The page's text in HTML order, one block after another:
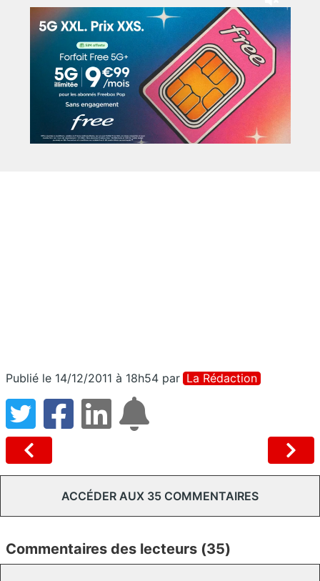
Publié le 14/12/2011 à 18h54 par La Rédaction
ACCÉDER AUX 35 COMMENTAIRES
Commentaires des lecteurs (35)